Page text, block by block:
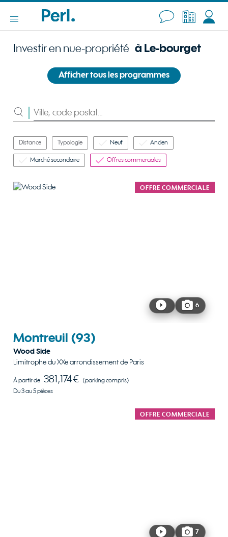
Investir en nue-propriété à Le-bourget
Afficher tous les programmes
Distance Typologie Neuf Ancien
Marché secondaire Offres commerciales
OFFRE COMMERCIALE
6
Montreuil (93)
Wood Side
Limitrophe du XXe arrondissement de Paris
À partir de 381,174 € (parking compris)
Du 3 au 5 pièces
OFFRE COMMERCIALE
7